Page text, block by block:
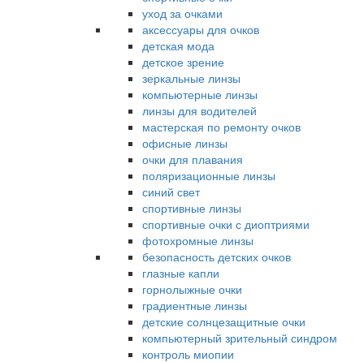
уход за очками
аксессуары для очков
детская мода
детское зрение
зеркальные линзы
компьютерные линзы
линзы для водителей
мастерская по ремонту очков
офисные линзы
очки для плавания
поляризационные линзы
синий свет
спортивные линзы
спортивные очки с диоптриями
фотохромные линзы
безопасность детских очков
глазные капли
горнолыжные очки
градиентные линзы
детские солнцезащитные очки
компьютерный зрительный синдром
контроль миопии